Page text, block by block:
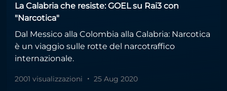
La Calabria che resiste: GOEL su Rai3 con
"Narcotica"
Dal Messico alla Colombia alla Calabria: Narcotica
è un viaggio sulle rotte del narcotraffico
internazionale.
2001 visualizzazioni 25 Aug 2020